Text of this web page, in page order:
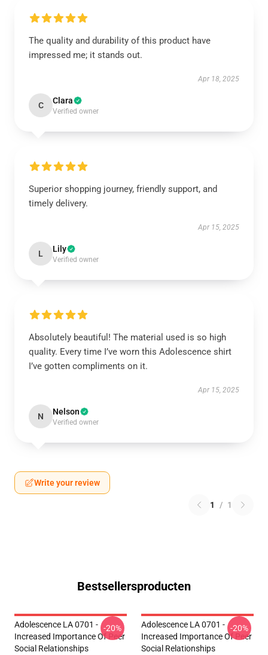
The quality and durability of this product have
impressed me; it stands out.
Apr 18, 2025
C Clara
Verified owner
Superior shopping journey, friendly support, and
timely delivery.
Apr 15, 2025
L Lily
Verified owner
Absolutely beautiful! The material used is so high
quality. Every time I’ve worn this Adolescence shirt
I’ve gotten compliments on it.
Apr 15, 2025
N Nelson
Verified owner
Write your review
1 / 1
Bestsellersproducten
Adolescence LA 0701 -
Increased Importance Of Peer
Social Relationships
-20%
Adolescence LA 0701 -
Increased Importance Of Peer
Social Relationships
-20%